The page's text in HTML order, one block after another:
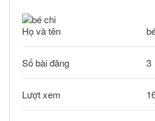
Họ và tên
Số bài đăng 3
Lượt xem